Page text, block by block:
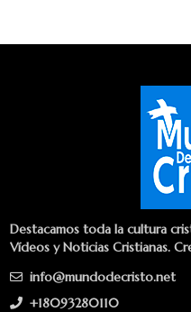
Destacamos toda la cultura
Vídeos y Noticias Cristianas.
info@mundodecristo.net
+18093280110